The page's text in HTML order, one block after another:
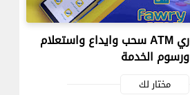
تفاصيل خدمة فوري ATM سحب وايداع واستعلام
ورسوم الخدمة
مختار لك